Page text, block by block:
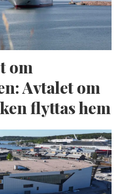
om
Avtalet om
flyttas hem